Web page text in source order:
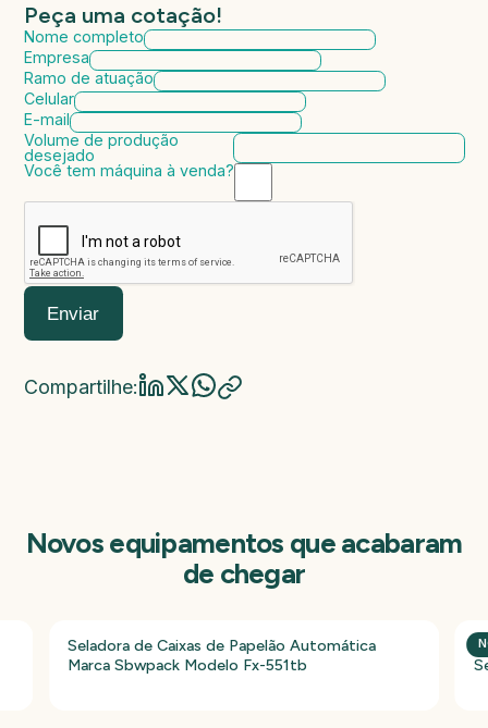
Peça uma cotação!
Nome completo
Empresa
Ramo de atuação
Celular
E-mail
Volume de produção
desejado
Você tem máquina à venda?
Marca da máquina
Modelo da máquina
Ano de fabricação
Valor da máquina
Enviar
Compartilhe:
Novos equipamentos que acabaram
de chegar
Seladora de Caixas de Papelão Automática
Marca Sbwpack Modelo Fx-551tb